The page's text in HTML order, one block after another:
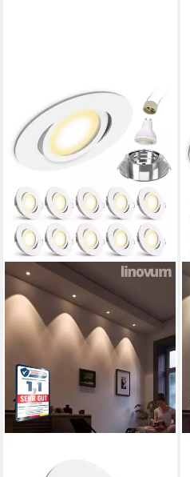
LED Einbaustrahler 10 x LED